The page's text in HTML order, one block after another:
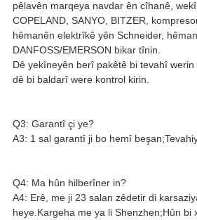
pêlavên marqeya navdar ên cîhanê, wekî
COPELAND, SANYO, BITZER,
hêmanên elektrîkê yên Schneider,
DANFOSS/EMERSON bikar tînin.
Dê yekîneyên berî pakêtê bi tevahî
dê bi baldarî were kontrol kirin.
Q3: Garantî çi ye?
A3: 1 sal garantî ji bo hemî
Q4: Ma hûn hilberîner in?
A4: Erê, me ji 23 salan zêdetir di
heye.Kargeha me ya li Shenzhen;Hûn bi